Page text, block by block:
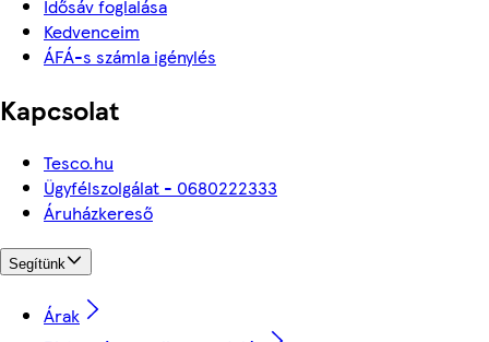
Idősáv foglalása
Kedvenceim
ÁFÁ-s számla igénylés
Kapcsolat
Tesco.hu
Ügyfélszolgálat - 0680222333
Áruházkereső
Segítünk
Árak